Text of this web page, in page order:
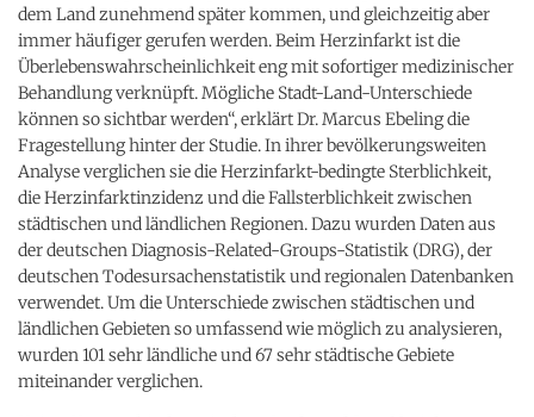
dem Land zunehmend später kommen, und gleichzeitig aber
immer häufiger gerufen werden. Beim Herzinfarkt ist die
Überlebenswahrscheinlichkeit eng mit sofortiger medizinischer
Behandlung verknüpft. Mögliche Stadt-Land-Unterschiede
können so sichtbar werden“, erklärt Dr. Marcus Ebeling die
Fragestellung hinter der Studie. In ihrer bevölkerungsweiten
Analyse verglichen sie die Herzinfarkt-bedingte Sterblichkeit,
die Herzinfarktinzidenz und die Fallsterblichkeit zwischen
städtischen und ländlichen Regionen. Dazu wurden Daten aus
der deutschen Diagnosis-Related-Groups-Statistik (DRG), der
deutschen Todesursachenstatistik und regionalen Datenbanken
verwendet. Um die Unterschiede zwischen städtischen und
ländlichen Gebieten so umfassend wie möglich zu analysieren,
wurden 101 sehr ländliche und 67 sehr städtische Gebiete
miteinander verglichen.